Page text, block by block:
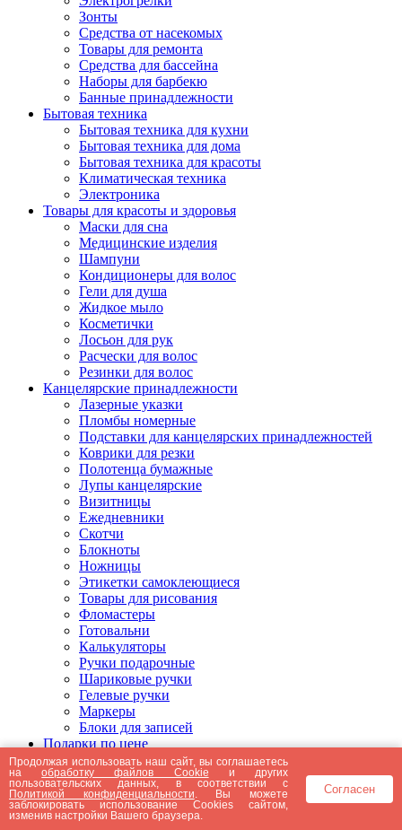
Зонты
Средства от насекомых
Товары для ремонта
Средства для бассейна
Наборы для барбекю
Банные принадлежности
Бытовая техника
Бытовая техника для кухни
Бытовая техника для дома
Бытовая техника для красоты
Климатическая техника
Электроника
Товары для красоты и здоровья
Маски для сна
Медицинские изделия
Шампуни
Кондиционеры для волос
Гели для душа
Жидкое мыло
Косметички
Лосьон для рук
Расчески для волос
Резинки для волос
Канцелярские принадлежности
Лазерные указки
Пломбы номерные
Подставки для канцелярских принадлежностей
Коврики для резки
Полотенца бумажные
Лупы канцелярские
Визитницы
Ежедневники
Скотчи
Блокноты
Ножницы
Этикетки самоклеющиеся
Товары для рисования
Фломастеры
Готовальни
Калькуляторы
Ручки подарочные
Шариковые ручки
Гелевые ручки
Маркеры
Блоки для записей
Подарки по цене
Подарки от 5000 рублей
Подарки до 5000 рублей
Подарки до 3000 рублей
Подарки до 2000 рублей
Подарки до 1000 рублей
Продолжая использовать наш сайт, вы соглашаетесь
наобработку файлов Cookie и других
пользовательских данных, в соответствии с
Политикой конфиденциальности . Вы можете
заблокировать использование Cookies сайтом,
изменив настройки Вашего браузера.
Согласен